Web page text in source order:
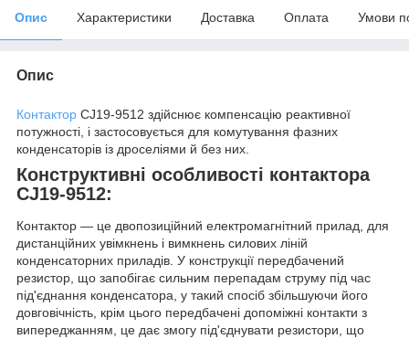
Опис Характеристики Доставка Оплата Умови
Опис
Контактор CJ19-9512 здійснює компенсацію реактивної
потужності, і застосовується для комутування фазних
конденсаторів із дроселіями й без них.
Конструктивні особливості контактора
CJ19-9512:
Контактор — це двопозиційний електромагнітний прилад, для
дистанційних увімкнень і вимкнень силових ліній
конденсаторних приладів. У конструкції передбачений
резистор, що запобігає сильним перепадам струму під час
під'єднання конденсатора, у такий спосіб збільшуючи його
довговічність, крім цього передбачені допоміжні контакти з
випереджанням, це дає змогу під'єднувати резистори, що